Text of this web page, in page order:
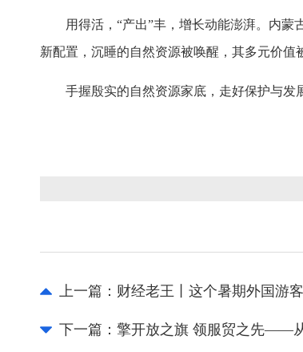
用得活，“产出”丰，增长动能澎湃。内
新配置，沉睡的自然资源被唤醒，其多元价值
手握殷实的自然资源家底，走好保护与发
上一篇： 财经老王丨这个暑期外国游
下一篇： 擎开放之旗 领服贸之先——